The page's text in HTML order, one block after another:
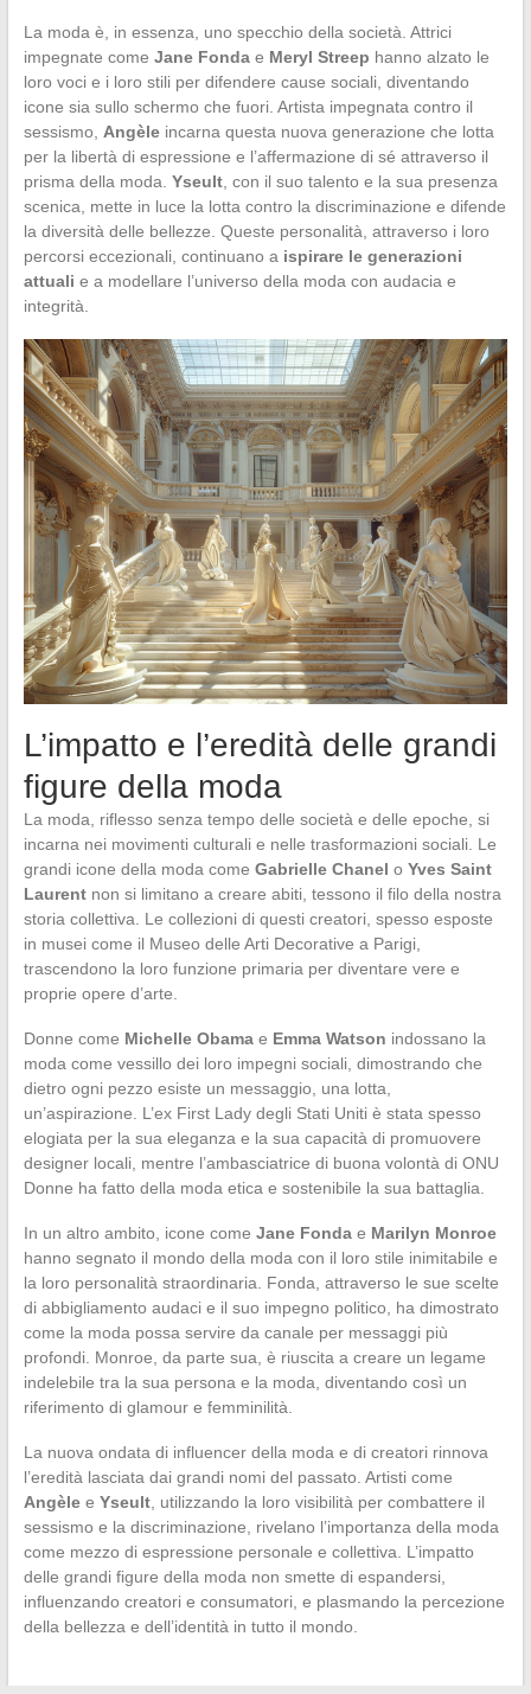
La moda è, in essenza, uno specchio della società. Attrici
impegnate come Jane Fondae Meryl Streep hanno alzato le
loro voci e i loro stili per difendere cause sociali, diventando
icone sia sullo schermo che fuori. Artista impegnata contro il
sessismo, Angèleincarna questa nuova generazione che lotta
per la libertà di espressione e l’affermazione di sé attraverso il
prisma della moda. Yseult, con il suo talento e la sua presenza
scenica, mette in luce la lotta contro la discriminazione e difende
la diversità delle bellezze. Queste personalità, attraverso i loro
percorsi eccezionali, continuano a ispirare le generazioni
attuali e a modellare l’universo della moda con audacia e
integrità.
L’impatto e l’eredità delle grandi
figure della moda
La moda, riflesso senza tempo delle società e delle epoche, si
incarna nei movimenti culturali e nelle trasformazioni sociali. Le
grandi icone della moda come Gabrielle Chanel o Yves Saint
Laurentnon si limitano a creare abiti, tessono il filo della nostra
storia collettiva. Le collezioni di questi creatori, spesso esposte
in musei come il Museo delle Arti Decorative a Parigi,
trascendono la loro funzione primaria per diventare vere e
proprie opere d’arte.
Donne come Michelle Obamae Emma Watson indossano la
moda come vessillo dei loro impegni sociali, dimostrando che
dietro ogni pezzo esiste un messaggio, una lotta,
un’aspirazione. L’ex First Lady degli Stati Uniti è stata spesso
elogiata per la sua eleganza e la sua capacità di promuovere
designer locali, mentre l’ambasciatrice di buona volontà di ONU
Donne ha fatto della moda etica e sostenibile la sua battaglia.
In un altro ambito, icone come Jane Fondae Marilyn Monroe
hanno segnato il mondo della moda con il loro stile inimitabile e
la loro personalità straordinaria. Fonda, attraverso le sue scelte
di abbigliamento audaci e il suo impegno politico, ha dimostrato
come la moda possa servire da canale per messaggi più
profondi. Monroe, da parte sua, è riuscita a creare un legame
indelebile tra la sua persona e la moda, diventando così un
riferimento di glamour e femminilità.
La nuova ondata di influencer della moda e di creatori rinnova
l’eredità lasciata dai grandi nomi del passato. Artisti come
Angèlee Yseult, utilizzando la loro visibilità per combattere il
sessismo e la discriminazione, rivelano l’importanza della moda
come mezzo di espressione personale e collettiva. L’impatto
delle grandi figure della moda non smette di espandersi,
influenzando creatori e consumatori, e plasmando la percezione
della bellezza e dell’identità in tutto il mondo.